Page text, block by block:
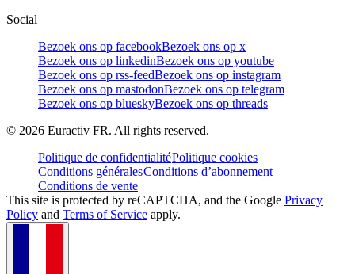
Social
Bezoek ons op facebookBezoek ons op x
Bezoek ons op linkedinBezoek ons op youtube
Bezoek ons op rss-feedBezoek ons op instagram
Bezoek ons op mastodonBezoek ons op telegram
Bezoek ons op blueskyBezoek ons op threads
© 2026 Euractiv FR. All rights reserved.
Politique de confidentialitéPolitique cookies
Conditions généralesConditions d’abonnement
Conditions de vente
This site is protected by reCAPTCHA, and the Google Privacy
Policy and Terms of Service apply.